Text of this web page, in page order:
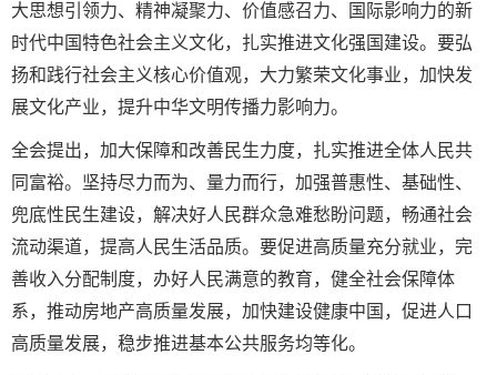
大思想引领力、精神凝聚力、价值感召力、国际影响力的新
时代中国特色社会主义文化，扎实推进文化强国建设。要弘
扬和践行社会主义核心价值观，大力繁荣文化事业，加快发
展文化产业，提升中华文明传播力影响力。
全会提出，加大保障和改善民生力度，扎实推进全体人民共
同富裕。坚持尽力而为、量力而行，加强普惠性、基础性、
兜底性民生建设，解决好人民群众急难愁盼问题，畅通社会
流动渠道，提高人民生活品质。要促进高质量充分就业，完
善收入分配制度，办好人民满意的教育，健全社会保障体
系，推动房地产高质量发展，加快建设健康中国，促进人口
高质量发展，稳步推进基本公共服务均等化。